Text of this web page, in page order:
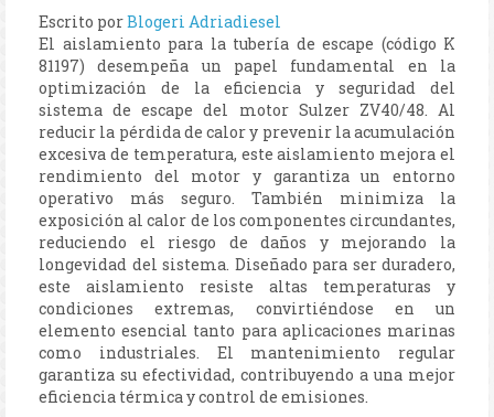
Escrito porBlogeri Adriadiesel
El aislamiento para la tubería de escape (código K
81197) desempeña un papel fundamental en la
optimización de la eficiencia y seguridad del
sistema de escape del motor Sulzer ZV40/48. Al
reducir la pérdida de calor y prevenir la acumulación
excesiva de temperatura, este aislamiento mejora el
rendimiento del motor y garantiza un entorno
operativo más seguro. También minimiza la
exposición al calor de los componentes circundantes,
reduciendo el riesgo de daños y mejorando la
longevidad del sistema. Diseñado para ser duradero,
este aislamiento resiste altas temperaturas y
condiciones extremas, convirtiéndose en un
elemento esencial tanto para aplicaciones marinas
como industriales. El mantenimiento regular
garantiza su efectividad, contribuyendo a una mejor
eficiencia térmica y control de emisiones.